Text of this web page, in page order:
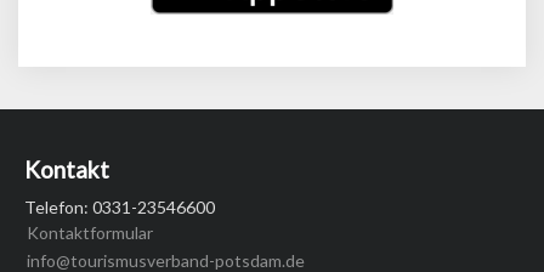
Kontakt
Telefon: 0331-23546600
Kontaktformular
info@tourismusverband-potsdam.de